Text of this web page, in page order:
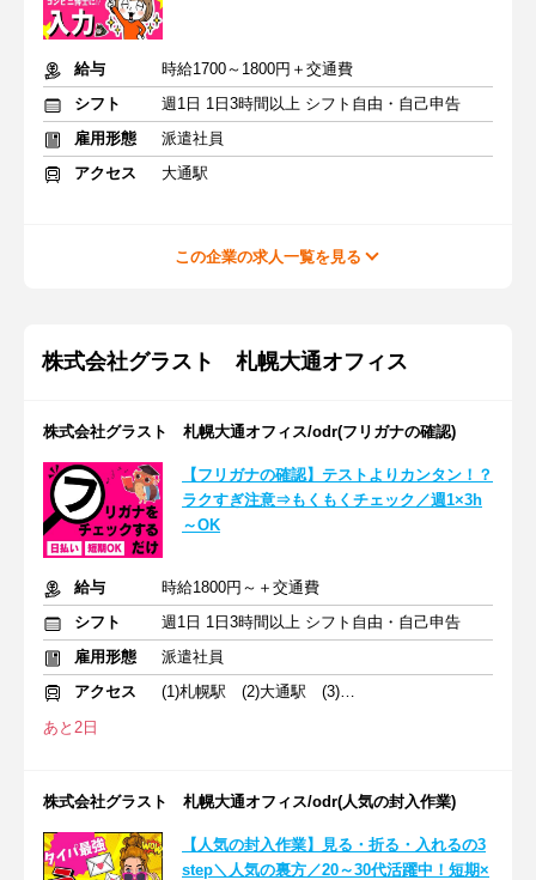
給与
時給1700～1800円＋交通費
シフト
週1日 1日3時間以上 シフト自由・自己申告
雇用形態
派遣社員
アクセス
大通駅
この企業の求人一覧を見る
株式会社グラスト 札幌大通オフィス
株式会社グラスト 札幌大通オフィス/odr(フリガナの確認)
【フリガナの確認】テストよりカンタン！？
ラクすぎ注意⇒もくもくチェック／週1×3h
～OK
給与
時給1800円～＋交通費
シフト
週1日 1日3時間以上 シフト自由・自己申告
雇用形態
派遣社員
アクセス
(1)札幌駅 (2)大通駅 (3)さっぽろ駅
あと2日
株式会社グラスト 札幌大通オフィス/odr(人気の封入作業)
【人気の封入作業】見る・折る・入れるの3
step＼人気の裏方／20～30代活躍中！短期×